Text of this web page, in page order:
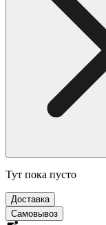
Тут пока пусто
Доставка
Самовывоз